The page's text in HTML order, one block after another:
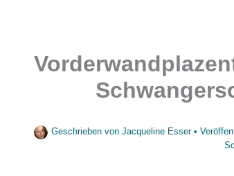
Geschrieben von Jacqueline Esser •